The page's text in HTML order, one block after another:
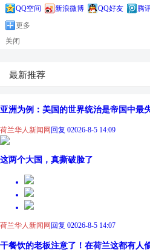
QQ空间 新浪微博 QQ好友 腾
更多
关闭
最新推荐
亚洲为例：美国的世界统治是帝国中最
荷兰华人新闻网回复 02026-8-5 14:09
这两个大国，真撕破脸了
荷兰华人新闻网回复 02026-8-5 14:07
干餐饮的老板注意了！在荷兰这都有人